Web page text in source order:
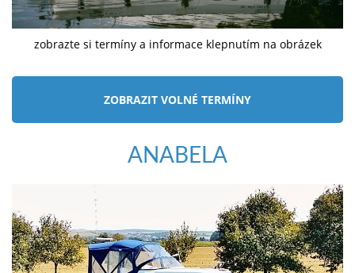
zobrazte si termíny a informace klepnutím na obrázek
ZOBRAZIT VOLNÉ TERMÍNY
ANABELA